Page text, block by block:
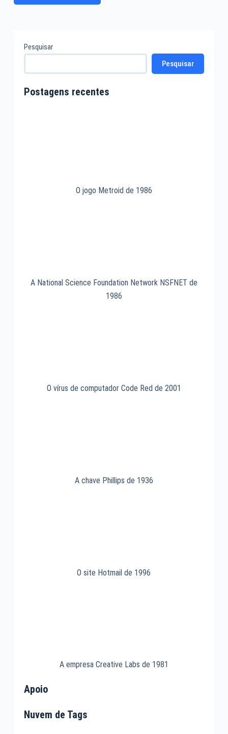
Pesquisar
Pesquisar
Postagens recentes
O jogo Metroid de 1986
A National Science Foundation Network NSFNET de
1986
O vírus de computador Code Red de 2001
A chave Phillips de 1936
O site Hotmail de 1996
A empresa Creative Labs de 1981
Apoio
Nuvem de Tags